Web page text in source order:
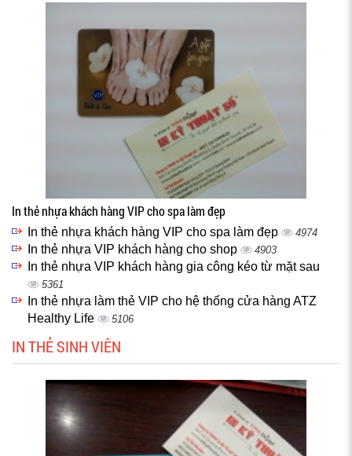
In thẻ nhựa khách hàng VIP cho spa làm đẹp
In thẻ nhựa khách hàng VIP cho spa làm đẹp 4974
In thẻ nhựa VIP khách hàng cho shop 4903
In thẻ nhựa VIP khách hàng gia công kéo từ mặt sau
5361
In thẻ nhựa làm thẻ VIP cho hệ thống cửa hàng ATZ
Healthy Life
5106
IN THẺ SINH VIÊN